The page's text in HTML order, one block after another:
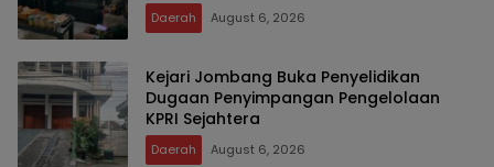
Daerah August 6, 2026
Kejari Jombang Buka Penyelidikan
Dugaan Penyimpangan Pengelolaan
KPRI Sejahtera
Daerah August 6, 2026